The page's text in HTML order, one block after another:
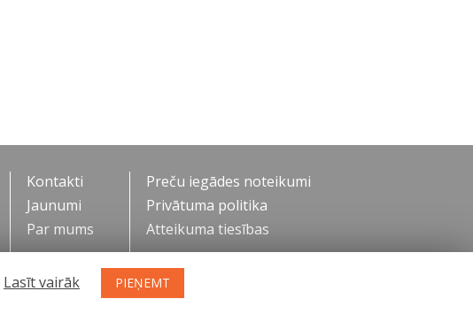
Kontakti
Jaunumi
Par mums
Preču iegādes noteikumi
Privātuma politika
Atteikuma tiesības
Lasīt vairāk PIEŅEMT